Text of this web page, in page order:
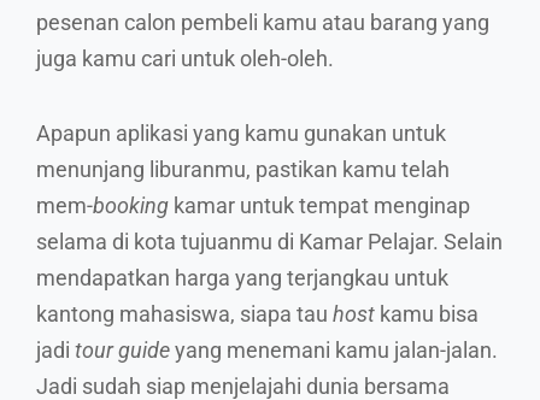
pesenan calon pembeli kamu atau barang yang
juga kamu cari untuk oleh-oleh.
Apapun aplikasi yang kamu gunakan untuk
menunjang liburanmu, pastikan kamu telah
mem-booking kamar untuk tempat menginap
selama di kota tujuanmu di Kamar Pelajar. Selain
mendapatkan harga yang terjangkau untuk
kantong mahasiswa, siapa tau host kamu bisa
jadi tour guideyang menemani kamu jalan-jalan.
Jadi sudah siap menjelajahi dunia bersama